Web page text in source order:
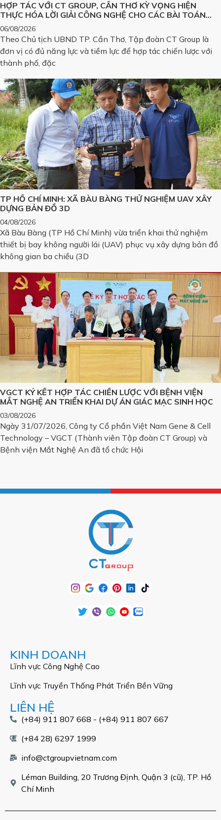
HỢP TÁC VỚI CT GROUP, CẦN THƠ KỲ VỌNG HIỆN
THỰC HÓA LỜI GIẢI CÔNG NGHỆ CHO CÁC BÀI TOÁN
LỚN
06/08/2026
Theo Chủ tịch UBND TP. Cần Thơ, Tập đoàn CT Group là
đơn vị có đủ năng lực và tiềm lực để hợp tác chiến lược với
thành phố, đặc
TP HỒ CHÍ MINH: XÃ BÀU BÀNG THỬ NGHIỆM UAV XÂY
DỰNG BẢN ĐỒ 3D
04/08/2026
Xã Bàu Bàng (TP Hồ Chí Minh) vừa triển khai thử nghiệm
thiết bị bay không người lái (UAV) phục vụ xây dựng bản đồ
không gian ba chiều (3D
VGCT KÝ KẾT HỢP TÁC CHIẾN LƯỢC VỚI BỆNH VIỆN
MẮT NGHỆ AN TRIỂN KHAI DỰ ÁN GIÁC MẠC SINH HỌC
03/08/2026
Ngày 31/07/2026, Công ty Cổ phần Việt Nam Gene & Cell
Technology – VGCT (Thành viên Tập đoàn CT Group) và
Bệnh viện Mắt Nghệ An đã tổ chức Hội
KINH DOANH
Lĩnh vực Công Nghệ Cao
Lĩnh vực Truyền Thống Phát Triển Bền Vững
LIÊN HỆ
(+84) 911 807 668 - (+84) 911 807 667
(+84 28) 6297 1999
info@ctgroupvietnam.com
Léman Building, 20 Trương Định, Quận 3 (cũ), TP. Hồ
Chí Minh